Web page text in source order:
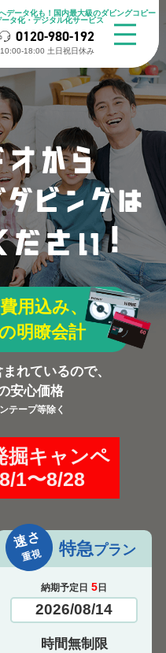
データ化も！国内最大級のダビングコピー
タ化・デジタル化サービス
0120-980-192
10:00-18:00 ⼟⽇祝⽇休み
用込み、
明瞭会計
れているので、
安心価格
テープ等除く
掘キャンペ
1〜8/28
速さ
重視 特急プラン
納期予定日 5日
2026/08/14
時間無制限